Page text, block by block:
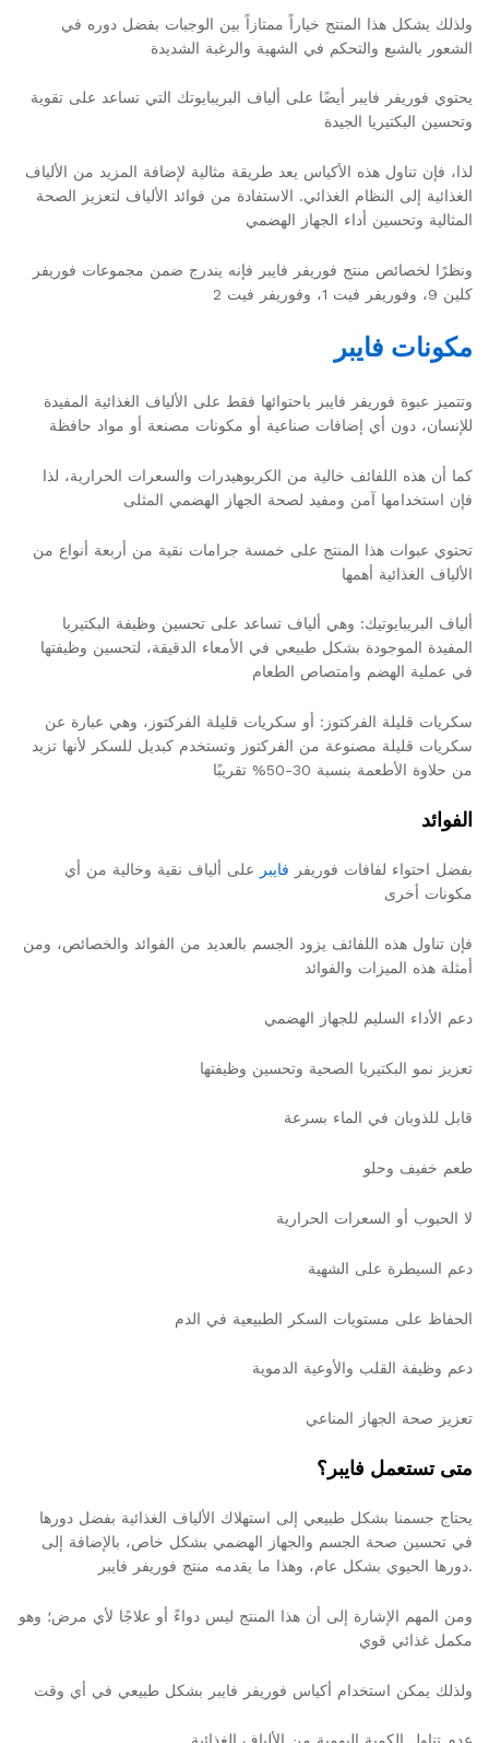
ولذلك يشكل هذا المنتج خياراً ممتازاً بين الوجبات بفضل دوره في
الشعور بالشبع والتحكم في الشهية والرغبة الشديدة
يحتوي فوريفر فايبر أيضًا على ألياف البريبايوتك التي تساعد على تقوية
وتحسين البكتيريا الجيدة
لذا، فإن تناول هذه الأكياس يعد طريقة مثالية لإضافة المزيد من الألياف
الغذائية إلى النظام الغذائي. الاستفادة من فوائد الألياف لتعزيز الصحة
المثالية وتحسين أداء الجهاز الهضمي
ونظرًا لخصائص منتج فوريفر فايبر فإنه يندرج ضمن مجموعات فوريفر
كلين 9، وفوريفر فيت 1، وفوريفر فيت 2
مكونات فايبر
وتتميز عبوة فوريفر فايبر باحتوائها فقط على الألياف الغذائية المفيدة
للإنسان، دون أي إضافات صناعية أو مكونات مصنعة أو مواد حافظة
كما أن هذه اللفائف خالية من الكربوهيدرات والسعرات الحرارية، لذا
فإن استخدامها آمن ومفيد لصحة الجهاز الهضمي المثلى
تحتوي عبوات هذا المنتج على خمسة جرامات نقية من أربعة أنواع من
الألياف الغذائية أهمها
ألياف البريبايوتيك: وهي ألياف تساعد على تحسين وظيفة البكتيريا
المفيدة الموجودة بشكل طبيعي في الأمعاء الدقيقة، لتحسين وظيفتها
في عملية الهضم وامتصاص الطعام
سكريات قليلة الفركتوز: أو سكريات قليلة الفركتوز، وهي عبارة عن
سكريات قليلة مصنوعة من الفركتوز وتستخدم كبديل للسكر لأنها تزيد
من حلاوة الأطعمة بنسبة 30-50% تقريبًا
الفوائد
بفضل احتواء لفافات فوريفر فايبر
على ألياف نقية وخالية من أي
مكونات أخرى
فإن تناول هذه اللفائف يزود الجسم بالعديد من الفوائد والخصائص، ومن
أمثلة هذه الميزات والفوائد
دعم الأداء السليم للجهاز الهضمي
تعزيز نمو البكتيريا الصحية وتحسين وظيفتها
قابل للذوبان في الماء بسرعة
طعم خفيف وحلو
لا الحبوب أو السعرات الحرارية
دعم السيطرة على الشهية
الحفاظ على مستويات السكر الطبيعية في الدم
دعم وظيفة القلب والأوعية الدموية
تعزيز صحة الجهاز المناعي
متى تستعمل فايبر؟
يحتاج جسمنا بشكل طبيعي إلى استهلاك الألياف الغذائية بفضل دورها
في تحسين صحة الجسم والجهاز الهضمي بشكل خاص، بالإضافة إلى
دورها الحيوي بشكل عام، وهذا ما يقدمه منتج فوريفر فايبر.
ومن المهم الإشارة إلى أن هذا المنتج ليس دواءً أو علاجًا لأي مرض؛ وهو
مكمل غذائي قوي
ولذلك يمكن استخدام أكياس فوريفر فايبر بشكل طبيعي في أي وقت